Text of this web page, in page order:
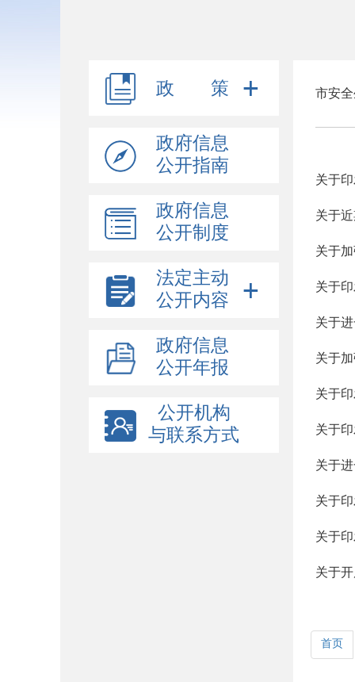
政 策
政府信息
公开指南
政府信息
公开制度
法定主动
公开内容
政府信息
公开年报
公开机构
与联系方式
市安
关于
关于
关于
关于
关于
关于
关于
关于
关于
关于
首页